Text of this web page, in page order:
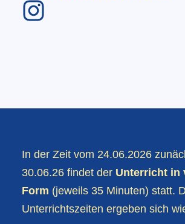
In der Zeit vom 24.06.2026
30.06.26 findet der Unterricht in
Form (jeweils 35 Minuten) statt.
Unterrichtszeiten ergeben sich